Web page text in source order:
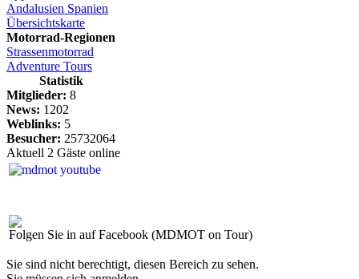
Andalusien Spanien
Übersichtskarte
Motorrad-Regionen
Strassenmotorrad
Adventure Tours
Statistik
Mitglieder: 8
News: 1202
Weblinks: 5
Besucher: 25732064
Aktuell 2 Gäste online
Folgen Sie in auf Facebook (MDMOT on Tour)
Sie sind nicht berechtigt, diesen Bereich zu sehen.